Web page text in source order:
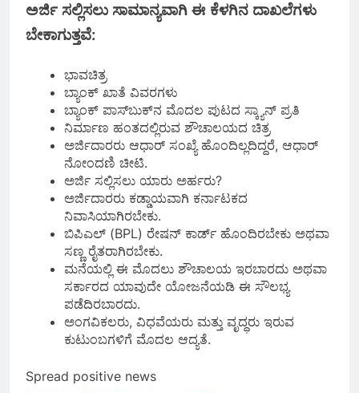
ಅರ್ಜಿ ಸಲ್ಲಿಸಲು ಸಾಮಾನ್ಯವಾಗಿ ಈ ಕೆಳಗಿನ ದಾಖಲೆಗಳು
ಬೇಕಾಗುತ್ತವೆ:
ಭಾವಚಿತ್ರ
ಬ್ಯಾಂಕ್ ಖಾತೆ ವಿವರಗಳು
ಬ್ಯಾಂಕ್ ಪಾಸ್‌ಬುಕ್‌ನ ಮೊದಲ ಪುಟದ ಸ್ಕ್ಯಾನ್ ಪ್ರತಿ
ನಿರ್ಮಾಣ ಹಂತದಲ್ಲಿರುವ ಶೌಚಾಲಯದ ಚಿತ್ರ
ಅರ್ಜಿದಾರರು ಆಧಾರ್ ಸಂಖ್ಯೆ ಹೊಂದಿಲ್ಲದಿದ್ದರೆ, ಆಧಾರ್
ನೋಂದಣಿ ಚೀಟಿ.
ಅರ್ಜಿ ಸಲ್ಲಿಸಲು ಯಾರು ಅರ್ಹರು?
ಅರ್ಜಿದಾರರು ಕಡ್ಡಾಯವಾಗಿ ಕರ್ನಾಟಕದ
ನಿವಾಸಿಯಾಗಿರಬೇಕು.
ಬಿಪಿಎಲ್ (BPL) ರೇಷನ್ ಕಾರ್ಡ್ ಹೊಂದಿರಬೇಕು ಅಥವಾ
ಸಣ್ಣ ರೈತರಾಗಿರಬೇಕು.
ಮನೆಯಲ್ಲಿ ಈ ಮೊದಲು ಶೌಚಾಲಯ ಇರಬಾರದು ಅಥವಾ
ಸರ್ಕಾರದ ಯಾವುದೇ ಯೋಜನೆಯಡಿ ಈ ಸೌಲಭ್ಯ
ಪಡೆದಿರಬಾರದು.
ಅಂಗವಿಕಲರು, ವಿಧವೆಯರು ಮತ್ತು ವೃದ್ಧರು ಇರುವ
ಕುಟುಂಬಗಳಿಗೆ ಮೊದಲ ಆದ್ಯತೆ.
Spread positive news